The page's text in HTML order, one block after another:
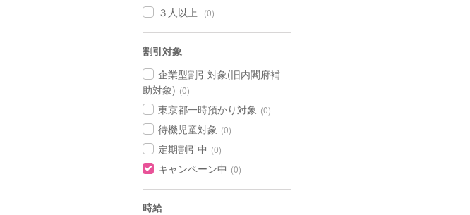
３人以上 (0)
割引対象
企業型割引対象(旧内閣府補
助対象) (0)
東京都一時預かり対象 (0)
待機児童対象 (0)
定期割引中 (0)
キャンペーン中 (0)
時給